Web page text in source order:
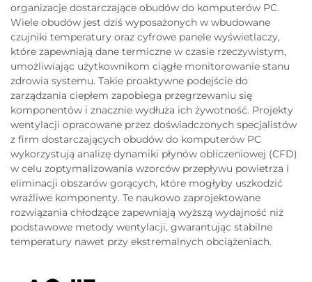
organizacje dostarczające obudów do komputerów PC.
Wiele obudów jest dziś wyposażonych w wbudowane
czujniki temperatury oraz cyfrowe panele wyświetlaczy,
które zapewniają dane termiczne w czasie rzeczywistym,
umożliwiając użytkownikom ciągłe monitorowanie stanu
zdrowia systemu. Takie proaktywne podejście do
zarządzania ciepłem zapobiega przegrzewaniu się
komponentów i znacznie wydłuża ich żywotność. Projekty
wentylacji opracowane przez doświadczonych specjalistów
z firm dostarczających obudów do komputerów PC
wykorzystują analizę dynamiki płynów obliczeniowej (CFD)
w celu zoptymalizowania wzorców przepływu powietrza i
eliminacji obszarów gorących, które mogłyby uszkodzić
wrażliwe komponenty. Te naukowo zaprojektowane
rozwiązania chłodzące zapewniają wyższą wydajność niż
podstawowe metody wentylacji, gwarantując stabilne
temperatury nawet przy ekstremalnych obciążeniach.